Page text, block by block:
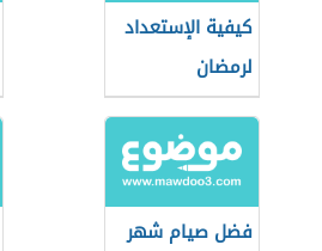
كيفية الإستعداد
لرمضان
فضل صيام شهر